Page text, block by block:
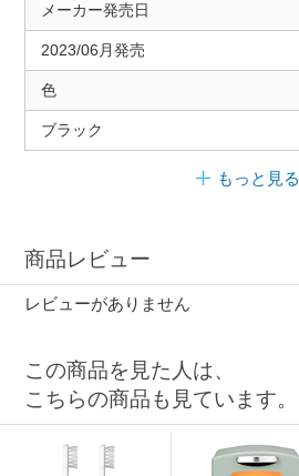
メーカー発売日
2023/06月発売
色
ブラック
もっと見る
商品レビュー
レビューがありません
この商品を見た人は、
こちらの商品も見ています。